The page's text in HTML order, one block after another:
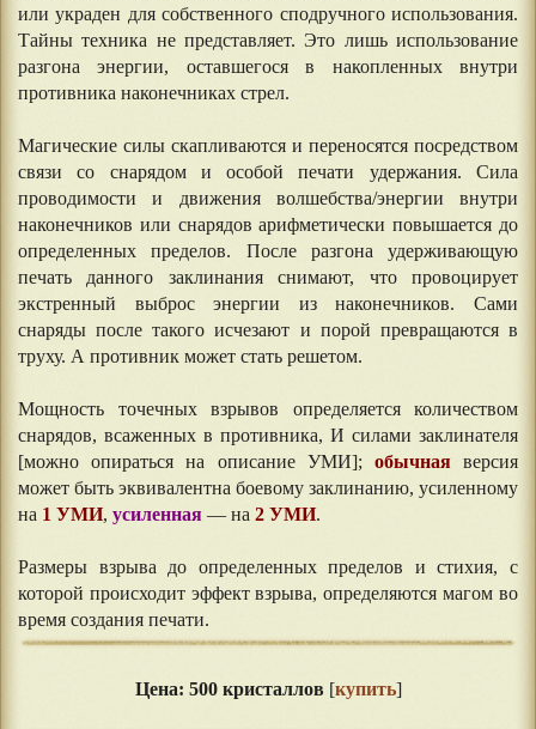
или украден для собственного сподручного использования.
Тайны техника не представляет. Это лишь использование
разгона энергии, оставшегося в накопленных внутри
противника наконечниках стрел.
Магические силы скапливаются и переносятся посредством
связи со снарядом и особой печати удержания. Сила
проводимости и движения волшебства/энергии внутри
наконечников или снарядов арифметически повышается до
определенных пределов. После разгона удерживающую
печать данного заклинания снимают, что провоцирует
экстренный выброс энергии из наконечников. Сами
снаряды после такого исчезают и порой превращаются в
труху. А противник может стать решетом.
Мощность точечных взрывов определяется количеством
снарядов, всаженных в противника, И силами заклинателя
[можно опираться на описание УМИ]; обычнаяверсия
может быть эквивалентна боевому заклинанию, усиленному
на 1 УМИ, усиленная — на 2 УМИ.
Размеры взрыва до определенных пределов и стихия, с
которой происходит эффект взрыва, определяются магом во
время создания печати.
Цена: 500 кристаллов [купить]